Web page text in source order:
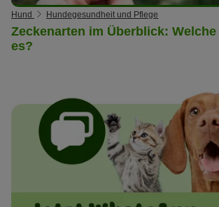
Hund Hundegesundheit und Pflege
Zeckenarten im Überblick:
es?